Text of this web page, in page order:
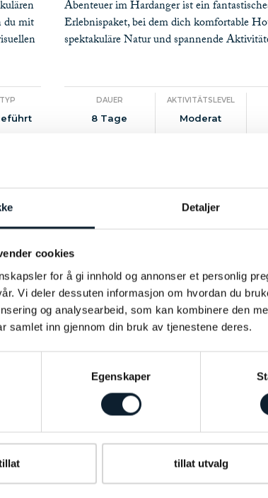
Detaljer
cookies
for å gi innhold og annonser et personlig
Vi deler dessuten informasjon om hvordan du
og analysearbeid, som kan kombinere den
samlet inn gjennom din bruk av tjenestene deres.
Egenskaper
tillat utvalg
du mit
Abenteuer im Hardanger ist ein
Erlebnispaket, bei dem dich komfortable
spektakuläre Natur und spannende
DAUER
8 Tage
AKTIVITÄTSLEVEL
Moderat
MEHR INFO WANDERUNGEN
Insel
Fahrradtour entlang
Helgelandsküste
Inselhopping mit Reiseleiter durch
Küstenlandschaf
Register to receive newsletter
Norway